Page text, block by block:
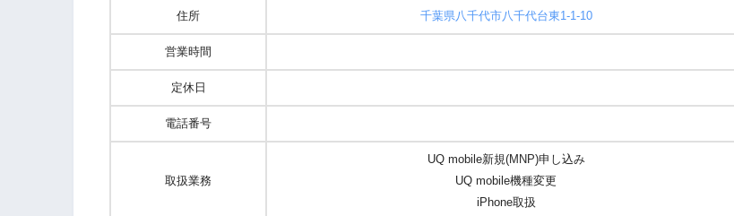
住所 千葉県八千代市八千代台東1-1-10
営業時間
定休日
電話番号
取扱業務
UQ mobile新規(MNP)申し込み
UQ mobile機種変更
iPhone取扱